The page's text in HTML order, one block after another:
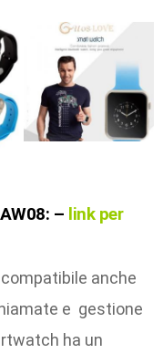
– link per
anche
e gestione
ha un